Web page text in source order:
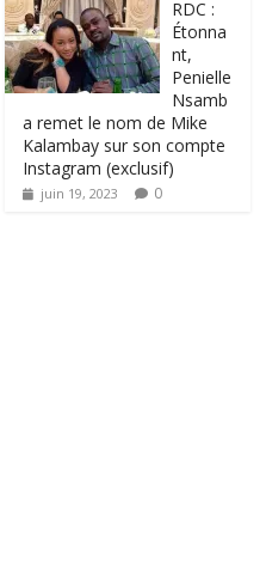
RDC :
Étonna
nt,
Penielle
Nsamb
a remet le nom de Mike
Kalambay sur son compte
Instagram (exclusif)
juin 19, 2023 0